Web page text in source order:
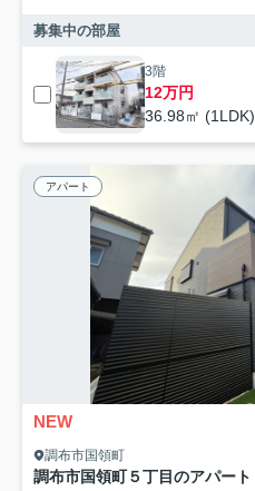
募集中の部屋
3階
12万円
36.98㎡ (1LDK)
アパート
NEW
調布市国領町
調布市国領町５丁目のアパート